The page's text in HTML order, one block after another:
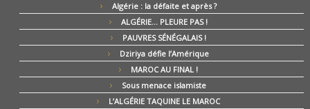
Algérie : la défaite et après ?
ALGÉRIE… PLEURE PAS !
PAUVRES SÉNÉGALAIS !
Dziriya défie l’Amérique
MAROC AU FINAL !
Sous menace islamiste
L’ALGÉRIE TAQUINE LE MAROC